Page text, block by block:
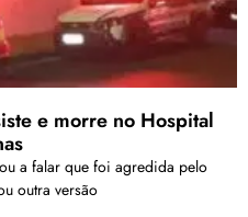
e morre no Hospital
a falar que foi agredida pelo
outra versão